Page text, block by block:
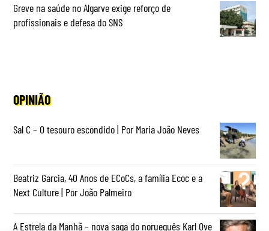
Greve na saúde no Algarve exige reforço de
profissionais e defesa do SNS
OPINIÃO
Sal C – O tesouro escondido | Por Maria João Neves
Beatriz Garcia, 40 Anos de ECoCs, a família Ecoc e a
Next Culture | Por João Palmeiro
A Estrela da Manhã – nova saga do norueguês Karl Ove